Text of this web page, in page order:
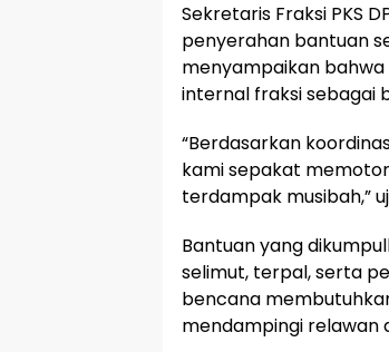
Sekretaris Fraksi PKS
penyerahan bantuan
menyampaikan
internal fraksi sebagai
“Berdasarkan
kami sepakat
terdampak musibah,”
Bantuan yang
selimut, terpal, serta
bencana
mendampingi relawan